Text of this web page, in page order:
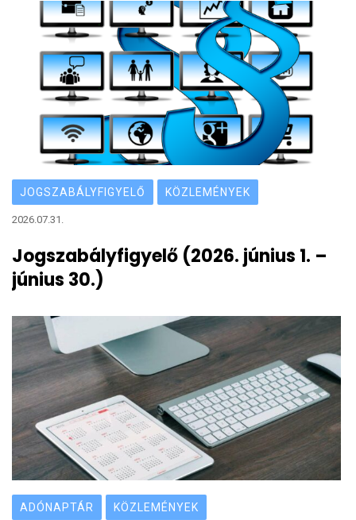
JOGSZABÁLYFIGYELŐ KÖZLEMÉNYEK
2026.07.31.
Jogszabályfigyelő (2026. június 1. –
június 30.)
ADÓNAPTÁR KÖZLEMÉNYEK